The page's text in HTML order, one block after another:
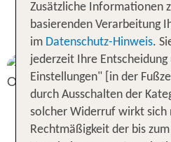
Zu den Tickets für den
Mallorca 2026
Zusätzliche Informationen
basierenden Verarbeitung
im Datenschutz-Hinweis.
jederzeit Ihre
Einstellungen" [in der
durch Ausschalten der
solcher Widerruf wirkt sich
Rechtmäßigkeit der bis